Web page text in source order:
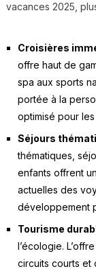
vacances 2025,
Croisières
offre haut de
spa aux sports
portée à la
optimisé pour
Séjours
thématiques,
enfants offrent
actuelles des
développement
Tourisme
l’écologie.
circuits courts et